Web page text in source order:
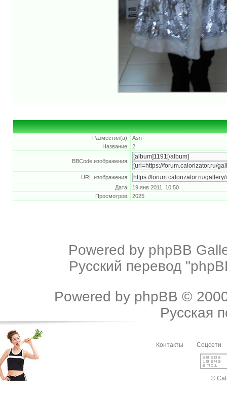
Разместил(а):
Asя
Название:
2
BBCode изображения:
URL изображения:
Дата:
19 янв 2011, 10:50
Просмотров:
2025
Powered by phpBB
Русский перевод
Powered by phpBB ©
Русская
Контакты Соцсети
©